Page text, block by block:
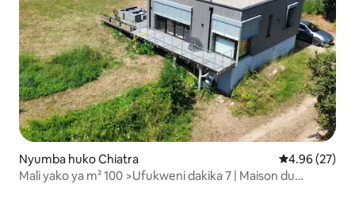
Nyumba huko Chiatra Ukadiriaji wa
4.96 (27)
Mali yako ya m² 100 >Ufukweni dakika 7 | Maison du